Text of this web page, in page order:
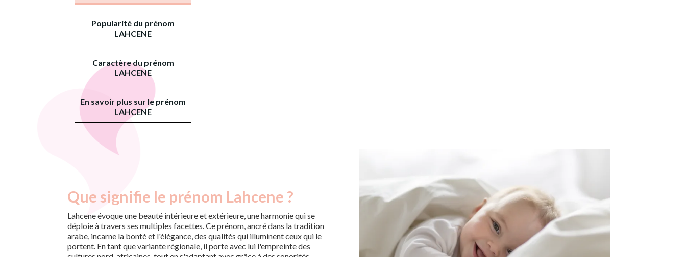
Popularité du prénom
LAHCENE
Caractère du prénom
LAHCENE
En savoir plus sur le prénom
LAHCENE
Que signifie le prénom Lahcene ?
Lahcene évoque une beauté intérieure et extérieure, une harmonie qui se
déploie à travers ses multiples facettes. Ce prénom, ancré dans la tradition
arabe, incarne la bonté et l'élégance, des qualités qui illuminent ceux qui le
portent. En tant que variante régionale, il porte avec lui l'empreinte des